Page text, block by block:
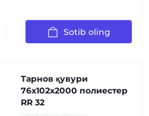
Sotib oling
Тарнов қувури
76х102х2000 полиестер
RR 32